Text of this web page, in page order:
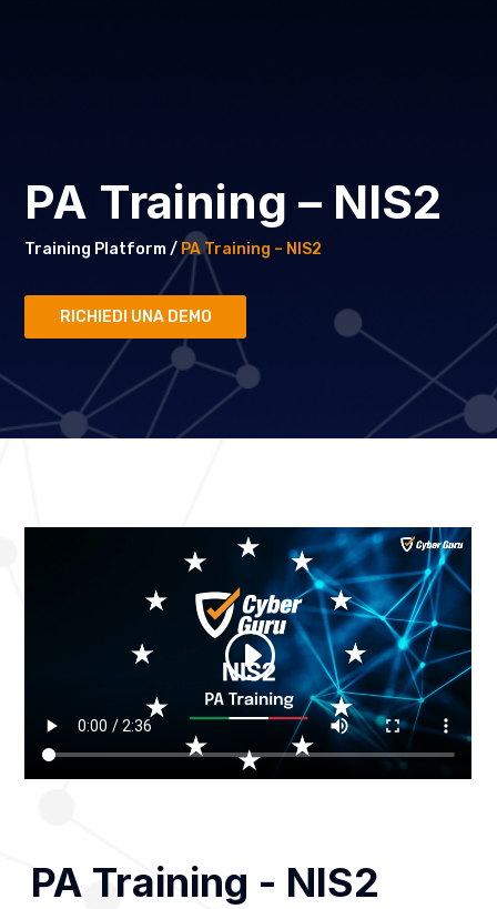
PA Training – NIS2
Training Platform / PA Training – NIS2
RICHIEDI UNA DEMO
PA Training - NIS2